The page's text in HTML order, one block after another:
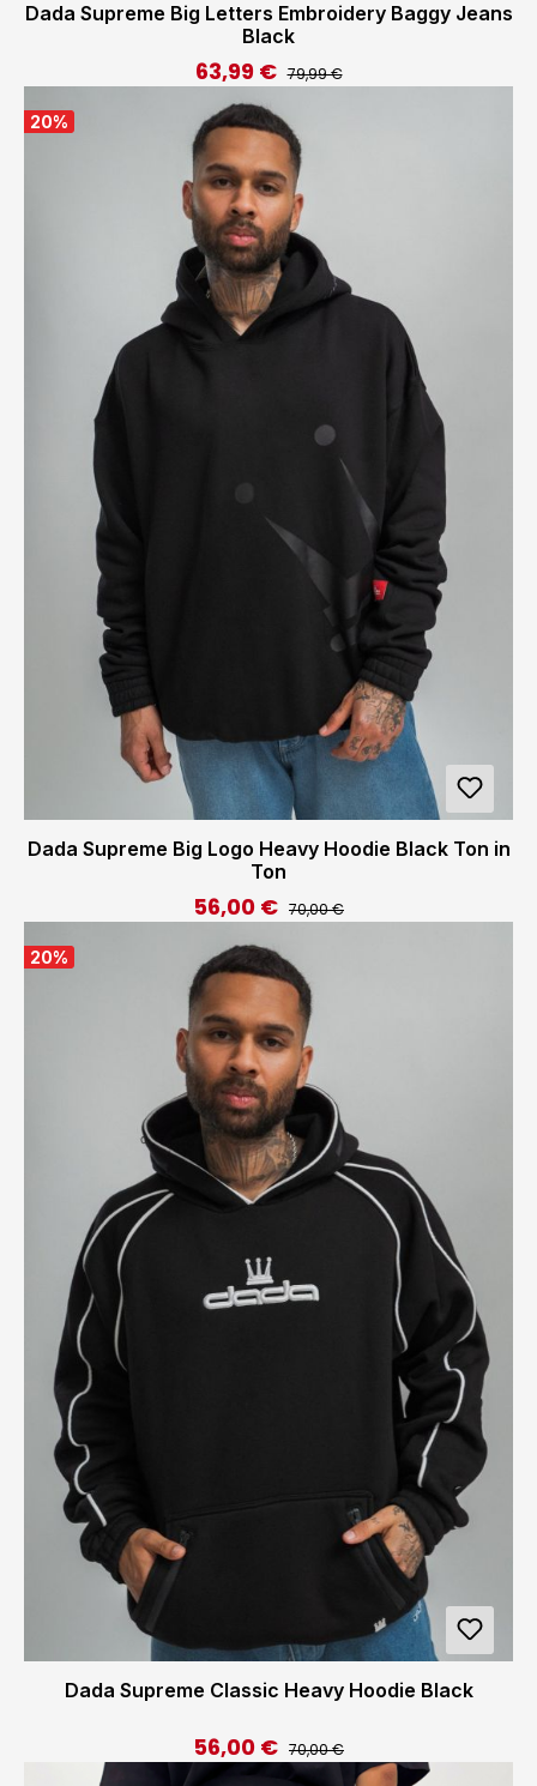
Dada Supreme Big Letters Embroidery Baggy Jeans
Black
Verkaufspreis:
63,99 € Regulärer Preis:
79,99 €
20%
Dada Supreme Big Logo Heavy Hoodie Black Ton in
Ton
Verkaufspreis:
56,00 € Regulärer Preis:
70,00 €
20%
Dada Supreme Classic Heavy Hoodie Black
Verkaufspreis:
56,00 € Regulärer Preis:
70,00 €